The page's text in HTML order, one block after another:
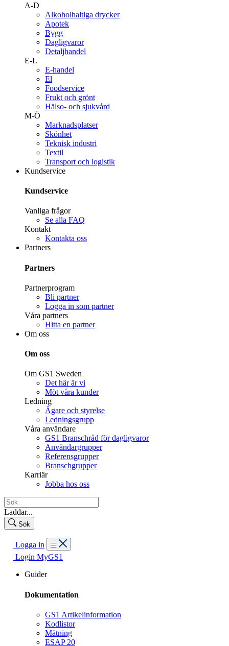
A-D
Alkoholhaltiga drycker
Apotek
Bygg
Dagligvaror
Detaljhandel
E-L
E-handel
El
Foodservice
Frukt och grönt
Hälso- och sjukvård
M-Ö
Marknadsplatser
Skönhet
Teknisk industri
Textil
Transport och logistik
Kundservice
Kundservice
Vanliga frågor
Se alla FAQ
Kontakt
Kontakta oss
Partners
Partners
Partnerprogram
Bli partner
Logga in som partner
Våra partners
Hitta en partner
Om oss
Om oss
Om GS1 Sweden
Det här är vi
Möt våra kunder
Ledning
Ägare och styrelse
Ledningsgrupp
Våra användare
GS1 Branschråd för dagligvaror
Användargrupper
Referensgrupper
Branschgrupper
Karriär
Jobba hos oss
Laddar...
Sök
Logga in
Login MyGS1
Guider
Dokumentation
GS1 Artikelinformation
Kodlistor
Mätning
ESAP 20